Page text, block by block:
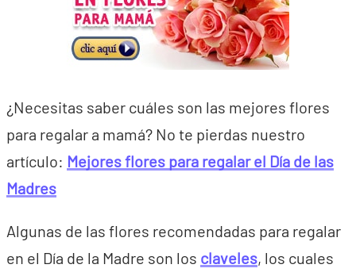
¿Necesitas saber cuáles son las mejores flores
para regalar a mamá? No te pierdas nuestro
artículo: Mejores flores para regalar el Día de las
Madres
Algunas de las flores recomendadas para regalar
en el Día de la Madre son los claveles, los cuales